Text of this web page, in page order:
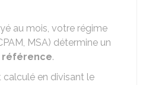
au mois, votre régime
, MSA) détermine un
référence.
calculé en divisant le